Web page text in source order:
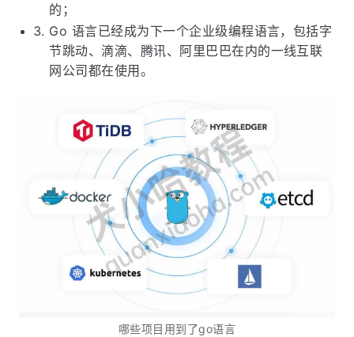
的；
Go 语言已经成为下一个企业级编程语言，包括字
节跳动、滴滴、腾讯、阿里巴巴在内的一线互联
网公司都在使用。
哪些项目用到了go语言